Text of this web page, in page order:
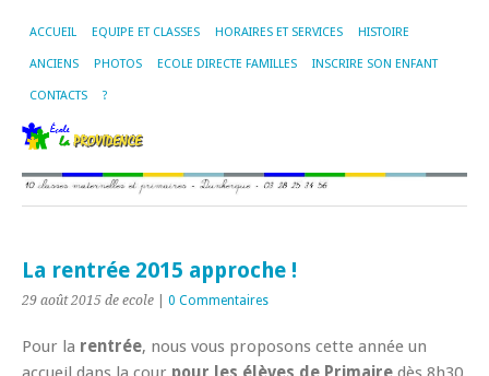
ACCUEIL EQUIPE ET CLASSES HORAIRES ET SERVICES HISTOIRE
ANCIENS PHOTOS ECOLE DIRECTE FAMILLES INSCRIRE SON ENFANT
CONTACTS ?
La rentrée 2015 approche !
29 août 2015 de ecole 0 Commentaires
Pour la rentrée, nous vous proposons cette année un